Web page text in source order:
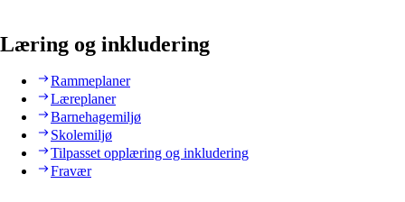
Læring og inkludering
Rammeplaner
Læreplaner
Barnehagemiljø
Skolemiljø
Tilpasset opplæring og inkludering
Fravær